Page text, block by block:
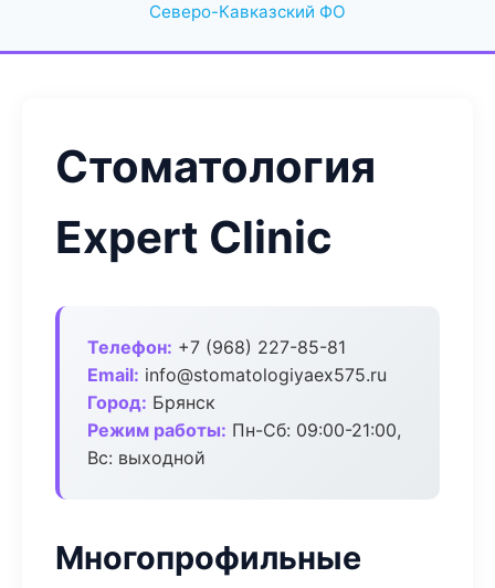
Северо-Кавказский ФО
Стоматология
Expert Clinic
Телефон: +7 (968) 227-85-81
Email: info@stomatologiyaex575.ru
Город: Брянск
Режим работы: Пн-Сб: 09:00-21:00,
Вс: выходной
Многопрофильные